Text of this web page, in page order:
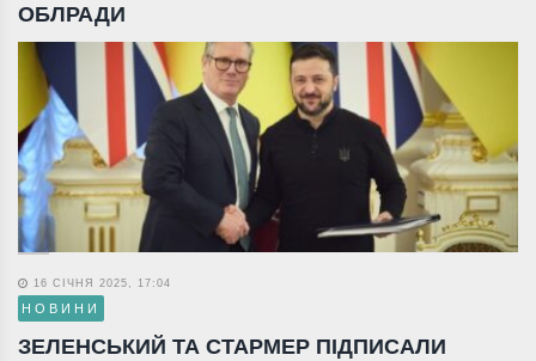
ОБЛРАДИ
16 СІЧНЯ 2025, 17:04
НОВИНИ
ЗЕЛЕНСЬКИЙ ТА СТАРМЕР ПІДПИСАЛИ